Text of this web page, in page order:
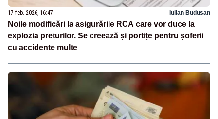
17 feb. 2026, 16:47 Iulian Budusan
Noile modificări la asigurările RCA care vor duce la
explozia prețurilor. Se creează și portițe pentru șoferii
cu accidente multe